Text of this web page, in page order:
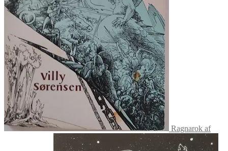
Ragnarok af